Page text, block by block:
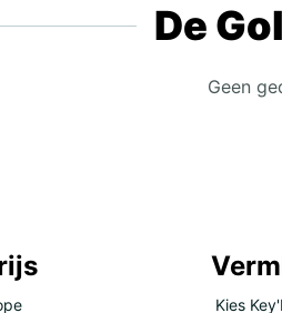
De
Geen
Kies